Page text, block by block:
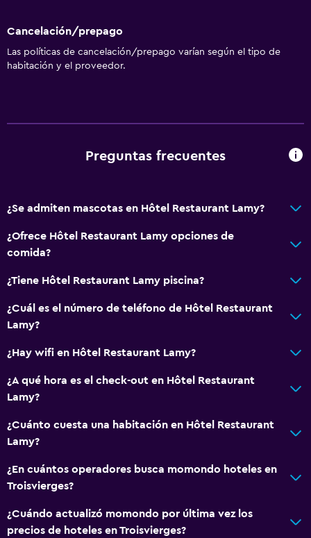
Cancelación/prepago
Las políticas de cancelación/prepago varían según el tipo de
habitación y el proveedor.
Preguntas frecuentes
¿Se admiten mascotas en Hôtel Restaurant Lamy?
¿Ofrece Hôtel Restaurant Lamy opciones de
comida?
¿Tiene Hôtel Restaurant Lamy piscina?
¿Cuál es el número de teléfono de Hôtel Restaurant
Lamy?
¿Hay wifi en Hôtel Restaurant Lamy?
¿A qué hora es el check-out en Hôtel Restaurant
Lamy?
¿Cuánto cuesta una habitación en Hôtel Restaurant
Lamy?
¿En cuántos operadores busca momondo hoteles en
Troisvierges?
¿Cuándo actualizó momondo por última vez los
precios de hoteles en Troisvierges?